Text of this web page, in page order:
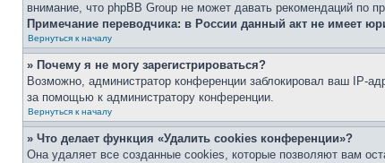
внимание, что phpBB Group не может давать рекомендаций по
Примечание переводчика: в России данный акт не имеет
Вернуться к началу
» Почему я не могу зарегистрироваться?
Возможно, администратор конференции заблокировал ваш IP-
за помощью к администратору конференции.
Вернуться к началу
» Что делает функция «Удалить cookies конференции»?
Она удаляет все созданные cookies, которые позволяют вам